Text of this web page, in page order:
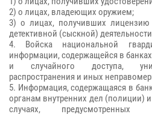
2) о лицах, владеющих оружием;
3) о лицах, получивших лицензию
детективной (сыскной)
4. Войска национальной
информации, содержащейся в
и случайного доступа,
распространения и иных
5. Информация, содержащаяся в
органам внутренних дел (полиции)
случаях, предусмотренных